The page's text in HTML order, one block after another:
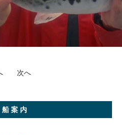
次へ
船 案 内